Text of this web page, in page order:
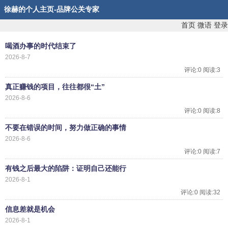
徐赫的个人主页-品牌公关专家
首页 微语 登录
喝酒办事的时代结束了
2026-8-7
评论:0 阅读:3
真正赚钱的项目，往往都很“土”
2026-8-6
评论:0 阅读:8
不要在错误的时间，努力做正确的事情
2026-8-6
评论:0 阅读:7
有钱之后最大的陷阱：证明自己还能行
2026-8-1
评论:0 阅读:32
信息差就是机会
2026-8-1